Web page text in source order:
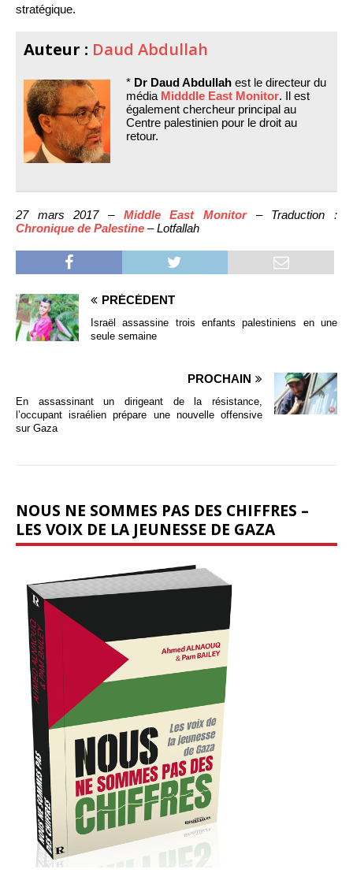
stratégique.
Auteur : Daud Abdullah
* Dr Daud Abdullah est le directeur du
média Midddle East Monitor. Il est
également chercheur principal au
Centre palestinien pour le droit au
retour.
27 mars 2017 – Middle East Monitor– Traduction :
Chronique de Palestine – Lotfallah
PRÉCÉDENT
Israël assassine trois enfants palestiniens en une
seule semaine
PROCHAIN
En assassinant un dirigeant de la résistance,
l’occupant israélien prépare une nouvelle offensive
sur Gaza
NOUS NE SOMMES PAS DES CHIFFRES –
LES VOIX DE LA JEUNESSE DE GAZA